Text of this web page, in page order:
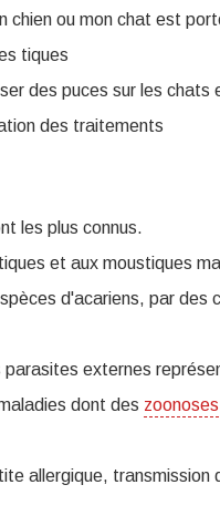
chien ou mon chat est
tiques
des puces sur les chats
des traitements
les plus connus.
et aux moustiques
d'acariens, par des
externes
dont des zoonoses
allergique,